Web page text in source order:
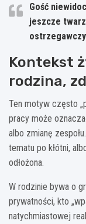
Gość
jeszcze
Kontekst
rodzina,
Ten motyw często
pracy może
albo zmianę
tematu po kłótni,
odłożona.
W rodzinie bywa o
prywatności, kto
natychmiastowej